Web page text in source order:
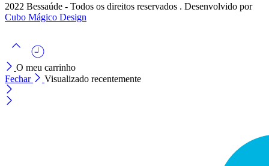
2022 Bessaúde - Todos os direitos reservados . Desenvolvido por
Cubo Mágico Design
O meu carrinho
Fechar
Visualizado recentemente